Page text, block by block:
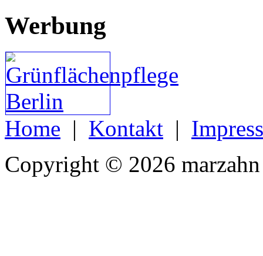
Werbung
Home | Kontakt |
Copyright © 2026